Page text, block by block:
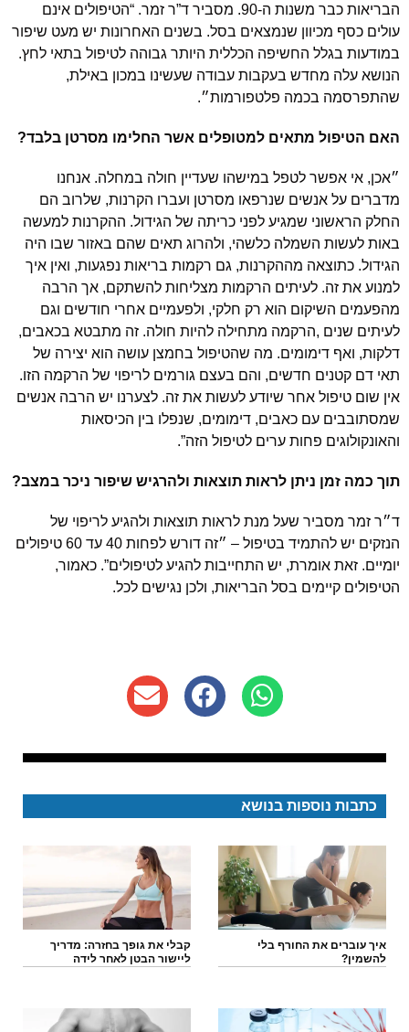
הבריאות כבר משנות ה-90. מסביר ד”ר זמר. “הטיפולים אינם
עולים כסף מכיוון שנמצאים בסל. בשנים האחרונות יש מעט שיפור
במודעות בגלל החשיפה הכללית היותר גבוהה לטיפול בתאי לחץ.
הנושא עלה מחדש בעקבות עבודה שעשינו במכון באילת,
שהתפרסמה בכמה פלטפורמות״.
האם הטיפול מתאים למטופלים אשר החלימו מסרטן בלבד?
״אכן, אי אפשר לטפל במישהו שעדיין חולה במחלה. אנחנו
מדברים על אנשים שנרפאו מסרטן ועברו הקרנות, שלרוב הם
החלק הראשוני שמגיע לפני כריתה של הגידול. ההקרנות למעשה
באות לעשות השמלה כלשהי, ולהרוג תאים שהם באזור שבו היה
הגידול. כתוצאה מההקרנות, גם רקמות בריאות נפגעות, ואין איך
למנוע את זה. לעיתים הרקמות מצליחות להשתקם, אך הרבה
מהפעמים השיקום הוא רק חלקי, ולפעמיים אחרי חודשים וגם
לעיתים שנים ,הרקמה מתחילה להיות חולה. זה מתבטא בכאבים,
דלקות, ואף דימומים. מה שהטיפול בחמצן עושה הוא יצירה של
תאי דם קטנים חדשים, והם בעצם גורמים לריפוי של הרקמה הזו.
אין שום טיפול אחר שיודע לעשות את זה. לצערנו יש הרבה אנשים
שמסתובבים עם כאבים, דימומים, שנפלו בין הכיסאות
והאונקולוגים פחות ערים לטיפול הזה”.
תוך כמה זמן ניתן לראות תוצאות ולהרגיש שיפור ניכר במצב?
ד״ר זמר מסביר שעל מנת לראות תוצאות ולהגיע לריפוי של
הנזקים יש להתמיד בטיפול – ״זה דורש לפחות 40 עד 60 טיפולים
יומיים. זאת אומרת, יש התחייבות להגיע לטיפולים”. כאמור,
הטיפולים קיימים בסל הבריאות, ולכן נגישים לכל.
כתבות נוספות בנושא
איך עוברים את החורף בלי
להשמין?
קבלי את גופך בחזרה: מדריך
ליישור הבטן לאחר לידה